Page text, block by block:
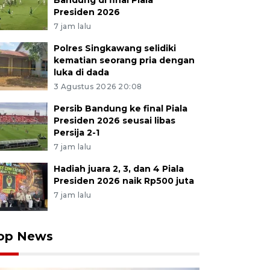
Presiden 2026
7 jam lalu
Polres Singkawang selidiki
kematian seorang pria dengan
luka di dada
3 Agustus 2026 20:08
Persib Bandung ke final Piala
Presiden 2026 seusai libas
Persija 2-1
7 jam lalu
Hadiah juara 2, 3, dan 4 Piala
Presiden 2026 naik Rp500 juta
7 jam lalu
News